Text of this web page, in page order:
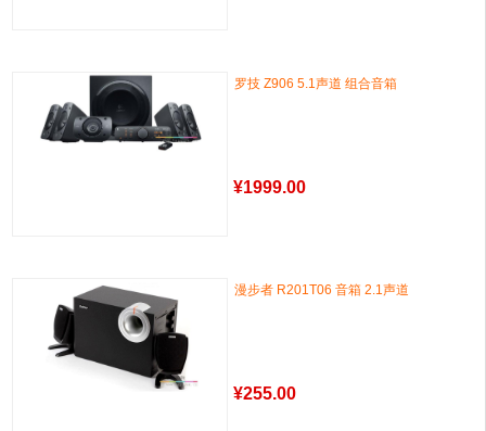
罗技 Z906 5.1声道 组合音箱
¥1999.00
漫步者 R201T06 音箱 2.1声道
¥255.00